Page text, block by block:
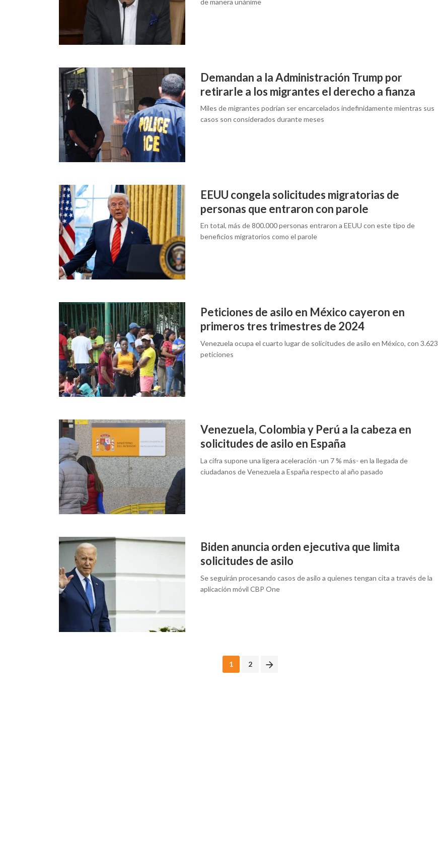
de manera unánime
Demandan a la Administración Trump por
retirarle a los migrantes el derecho a fianza
Miles de migrantes podrían ser encarcelados indefinidamente mientras sus
casos son considerados durante meses
EEUU congela solicitudes migratorias de
personas que entraron con parole
En total, más de 800.000 personas entraron a EEUU con este tipo de
beneficios migratorios como el parole
Peticiones de asilo en México cayeron en
primeros tres trimestres de 2024
Venezuela ocupa el cuarto lugar de solicitudes de asilo en México, con 3.623
peticiones
Venezuela, Colombia y Perú a la cabeza en
solicitudes de asilo en España
La cifra supone una ligera aceleración -un 7 % más- en la llegada de
ciudadanos de Venezuela a España respecto al año pasado
Biden anuncia orden ejecutiva que limita
solicitudes de asilo
Se seguirán procesando casos de asilo a quienes tengan cita a través de la
aplicación móvil CBP One
1 2